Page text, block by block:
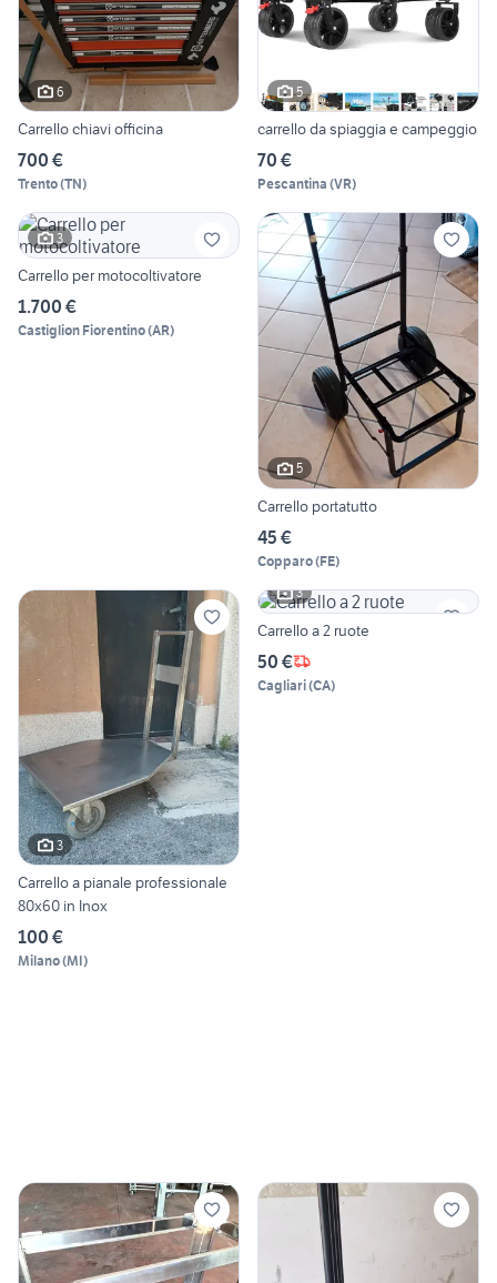
6
Carrello chiavi officina
700 €
Trento(TN)
5
carrello da spiaggia e campeggio
70 €
Pescantina (VR)
3
Carrello per motocoltivatore
1.700 €
Castiglion Fiorentino(AR)
5
Carrello portatutto
45 €
Copparo(FE)
3
Carrello a pianale professionale
80x60 in Inox
100 €
Milano(MI)
3
Carrello a 2 ruote
50 €
Cagliari(CA)